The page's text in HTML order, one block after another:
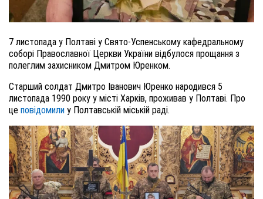
7 листопада у Полтаві у Свято-Успенському кафедральному
соборі Православної Церкви України відбулося прощання з
полеглим захисником Дмитром Юренком.
Старший солдат Дмитро Іванович Юренко народився 5
листопада 1990 року у місті Харків, проживав у Полтаві. Про
це повідомили у Полтавській міській раді.